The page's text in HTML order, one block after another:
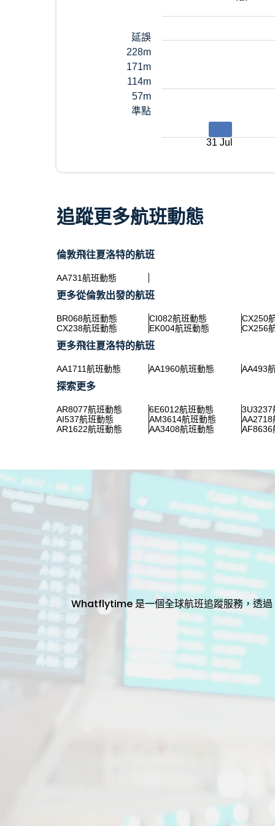
延誤
228m
171m
114m
57m
準點
31 Jul
追蹤更多航班動態
倫敦飛往夏洛特的航班
AA731航班動態
更多從倫敦出發的航班
BR068航班動態 CI082航班動態
CX250
CX238航班動態
EK004航班動態 CX256
更多飛往夏洛特的航班
AA1711航班動態 AA1960航班動態 AA493
探索更多
AR8077航班動態 6E6012航班動態
3U3237
AI537航班動態
AM3614航班動態
AA2718
AR1622航班動態
AA3408航班動態 AF8636
Whatflytime 是一個全球航班追蹤服務，透過